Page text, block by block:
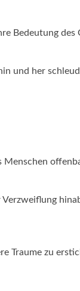
Bedeutung des
und her
Menschen
Traume zu